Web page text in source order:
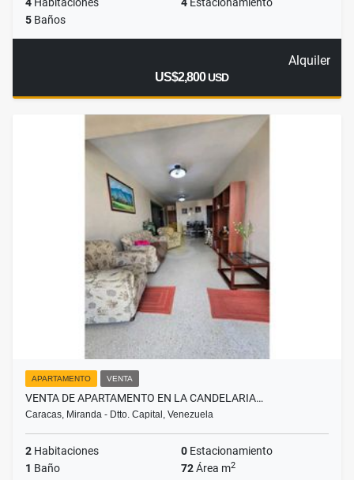
5 Baños
Alquiler
US$2,800USD
APARTAMENTO VENTA
VENTA DE APARTAMENTO EN LA CANDELARIA…
Caracas, Miranda - Dtto. Capital, Venezuela
2 Habitaciones 0 Estacionamiento
1 Baño 72Área m2